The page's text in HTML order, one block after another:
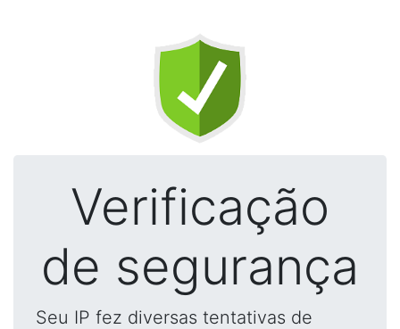
Verificação
de segurança
Seu IP fez diversas tentativas de